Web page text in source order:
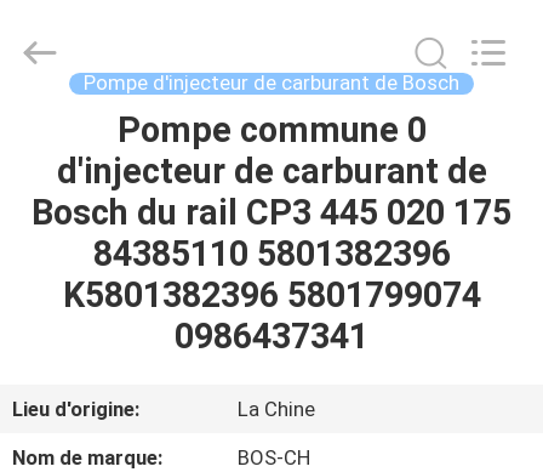
MAISON
PRODUITS
À
Parts
Pompe d'injecteur de carburant de Bosch
Pompe commune 0
d'injecteur de carburant de
Bosch du rail CP3 445 020 175
84385110 5801382396
K5801382396 5801799074
0986437341
Lieu d'origine:
La Chine
Nom de marque:
BOS-CH